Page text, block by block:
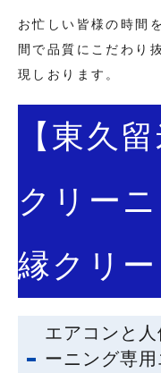
お忙しい皆様の時間
間で品質にこだわり
現しおります。
【東久
クリー
縁クリ
エアコンと
ーニング専